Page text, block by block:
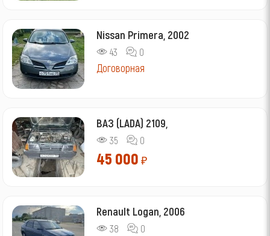
Nissan Primera, 2002
43 0
Договорная
ВАЗ (LADA) 2109,
35 0
45 000 ₽
Renault Logan, 2006
38 0